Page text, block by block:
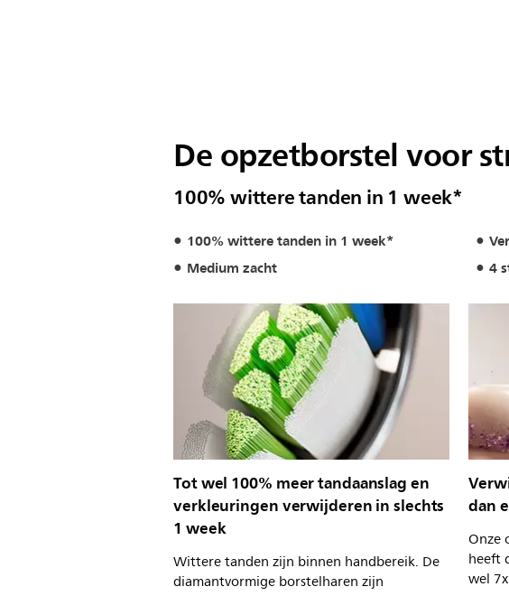
De opzetborstel voor
100% wittere tanden in 1 week*
100% wittere tanden in 1 week*
Medium zacht
4
Tot wel 100% meer tandaanslag en
verkleuringen verwijderen in slechts
1 week
Wittere tanden zijn binnen handbereik. De
diamantvormige borstelharen zijn
dan
Onze
heeft
wel